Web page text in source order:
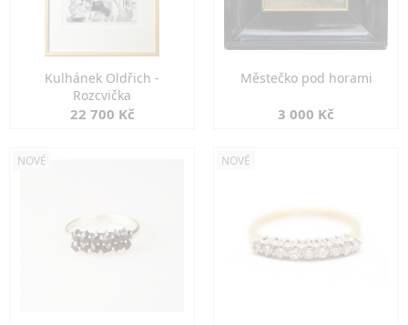
Kulhánek Oldřich -
Rozcvička
22 700 Kč
Městečko pod horami
3 000 Kč
NOVÉ NOVÉ